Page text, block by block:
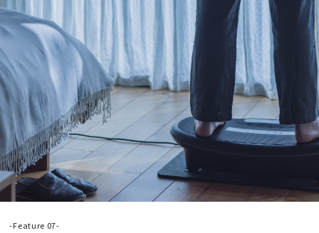
-Feature 07-